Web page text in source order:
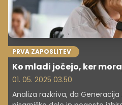
PRVA ZAPOSLITEV
Ko mladi jočejo, ker
01. 05. 2025 03.50
Analiza razkriva, da